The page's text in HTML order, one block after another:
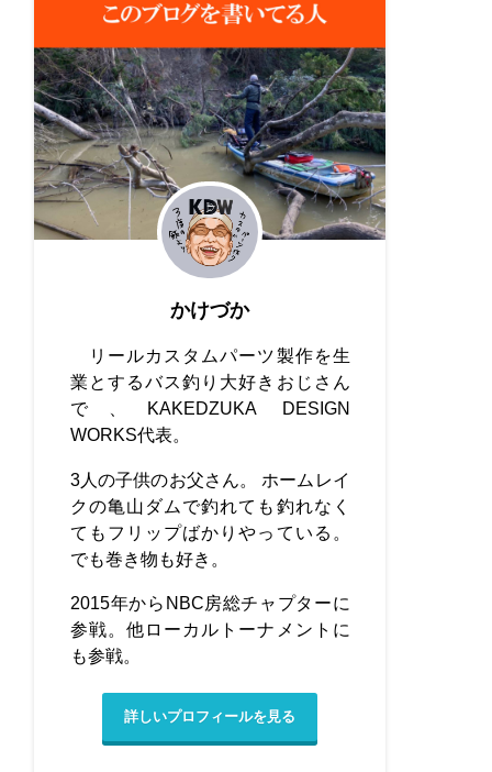
かけづか
リールカスタムパーツ製作を生
業とするバス釣り大好きおじさん
で、KAKEDZUKA DESIGN
WORKS代表。
3人の子供のお父さん。 ホームレイ
クの亀山ダムで釣れても釣れなく
てもフリップばかりやっている。
でも巻き物も好き。
2015年からNBC房総チャプターに
参戦。他ローカルトーナメントに
も参戦。
詳しいプロフィールを見る